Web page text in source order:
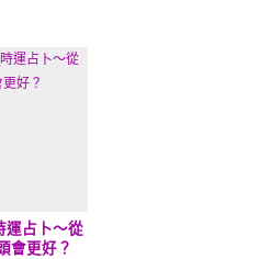
運占卜～從
會更好？